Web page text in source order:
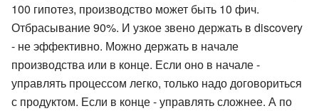
100 гипотез, производство может быть 10 фич.
Отбрасывание 90%. И узкое звено держать в discovery
- не эффективно. Можно держать в начале
производства или в конце. Если оно в начале -
управлять процессом легко, только надо договориться
с продуктом. Если в конце - управлять сложнее. А по